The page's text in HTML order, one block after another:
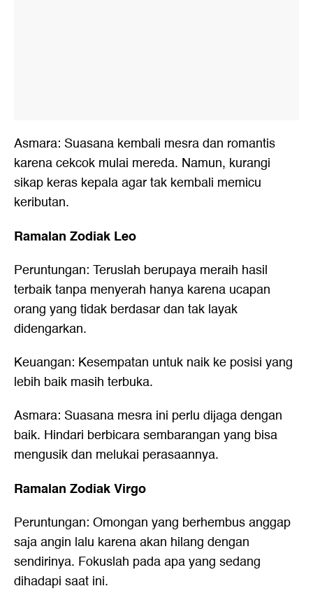
Asmara: Suasana kembali mesra dan romantis
karena cekcok mulai mereda. Namun, kurangi
sikap keras kepala agar tak kembali memicu
keributan.
Ramalan Zodiak Leo
Peruntungan: Teruslah berupaya meraih hasil
terbaik tanpa menyerah hanya karena ucapan
orang yang tidak berdasar dan tak layak
didengarkan.
Keuangan: Kesempatan untuk naik ke posisi yang
lebih baik masih terbuka.
Asmara: Suasana mesra ini perlu dijaga dengan
baik. Hindari berbicara sembarangan yang bisa
mengusik dan melukai perasaannya.
Ramalan Zodiak Virgo
Peruntungan: Omongan yang berhembus anggap
saja angin lalu karena akan hilang dengan
sendirinya. Fokuslah pada apa yang sedang
dihadapi saat ini.